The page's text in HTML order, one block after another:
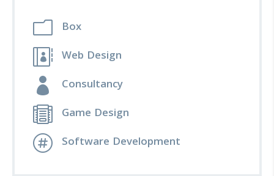
m Box
 Web Design
 Consultancy
 Game Design
 Software Development